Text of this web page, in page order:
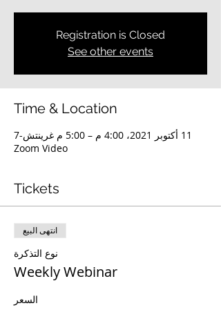
Registration is Closed
See other events
Time & Location
11 أكتوبر 2021، 4:00 م – 5:00 م غرينتش-7
Zoom Video
Tickets
انتهى البيع
نوع التذكرة
Weekly Webinar
السعر